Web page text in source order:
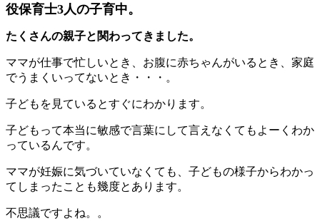
役保育士3人の子育中。
たくさんの親子と関わってきました。
ママが仕事で忙しいとき、お腹に赤ちゃんがいるとき、家庭
でうまくいってないとき・・・。
子どもを見ているとすぐにわかります。
子どもって本当に敏感で言葉にして言えなくてもよーくわか
っているんです。
ママが妊娠に気づいていなくても、子どもの様子からわかっ
てしまったことも幾度とあります。
不思議ですよね。。